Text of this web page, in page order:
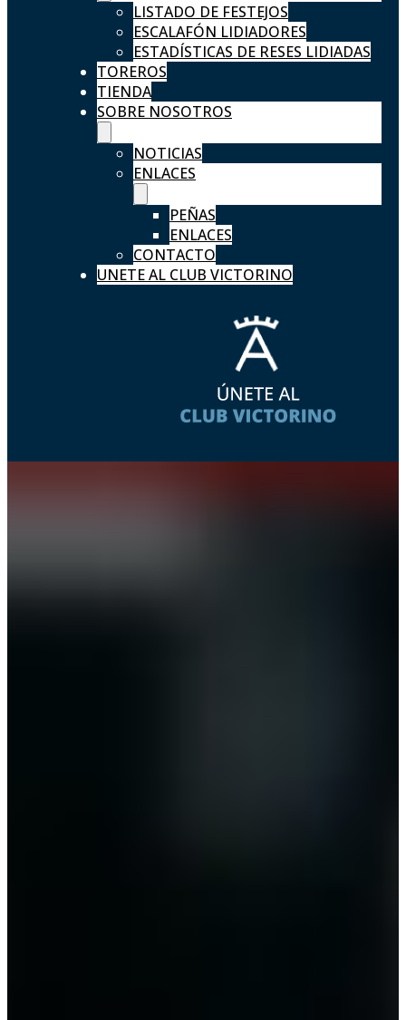
LISTADO DE FESTEJOS
ESCALAFÓN LIDIADORES
ESTADÍSTICAS DE RESES LIDIADAS
TOREROS
TIENDA
SOBRE NOSOTROS
NOTICIAS
ENLACES
PEÑAS
ENLACES
CONTACTO
UNETE AL CLUB VICTORINO